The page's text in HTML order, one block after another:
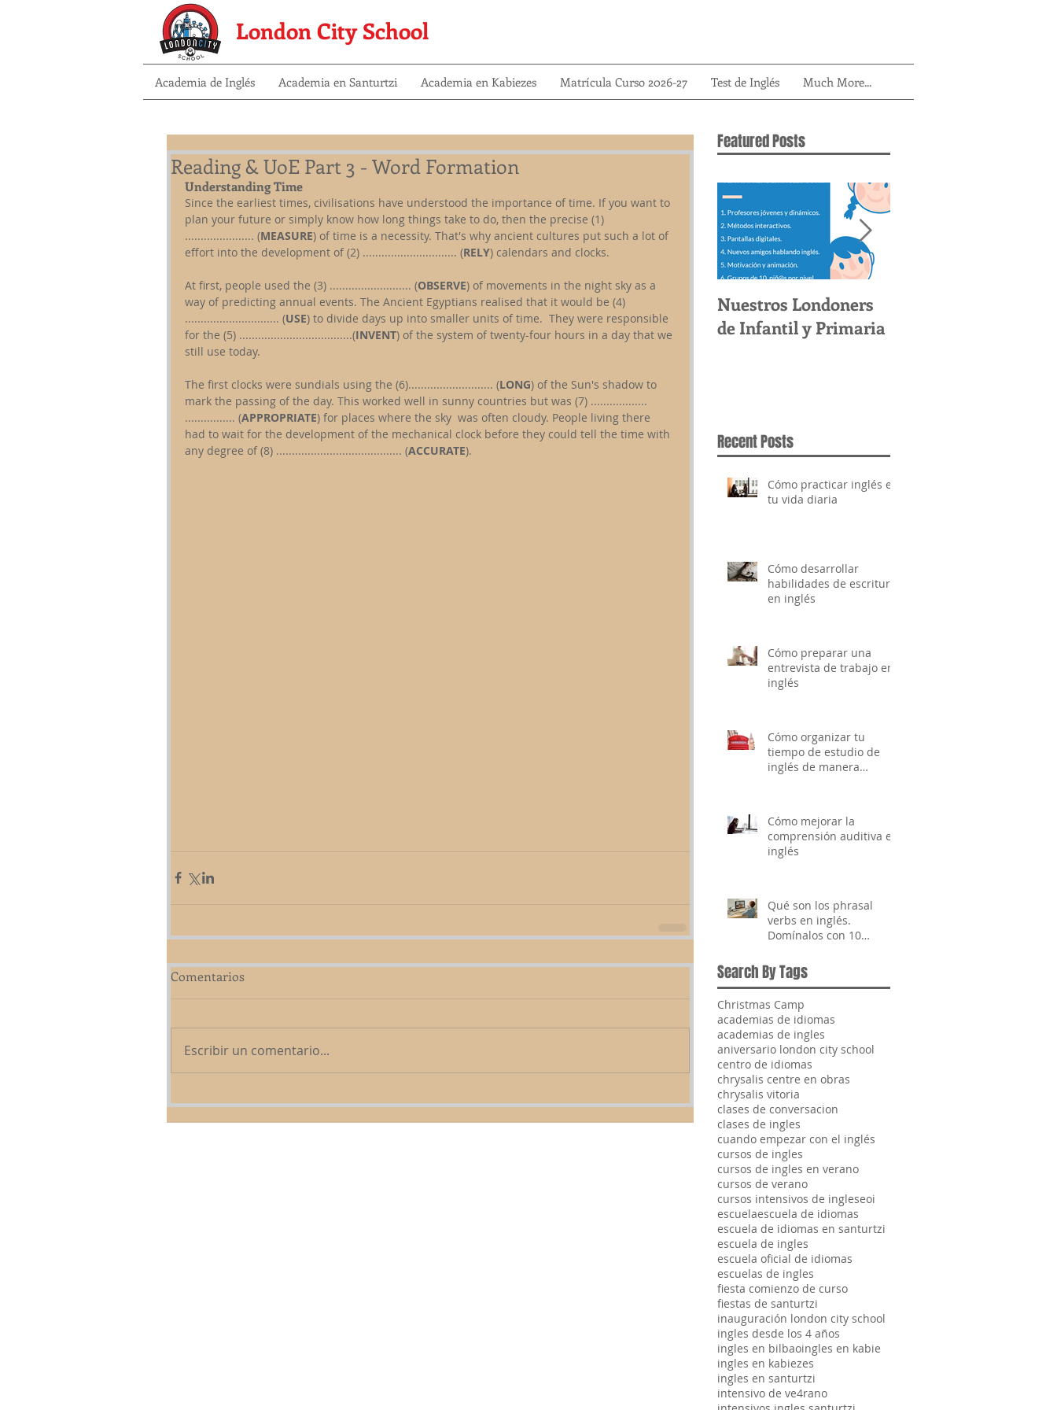
London City School
Academia de Inglés Academia en Santurtzi Academia en Kabiezes Matrícula Curso 2026-27 Test de Inglés Much More...
Reading & UoE Part 3 - Word Formation
Understanding Time
Since the earliest times, civilisations have understood the importance of time. If you want to
plan your future or simply know how long things take to do, then the precise (1)
...................... (MEASURE) of time is a necessity. That's why ancient cultures put such a lot of
effort into the development of (2) .............................. (RELY) calendars and clocks.
At first, people used the (3) .......................... (OBSERVE) of movements in the night sky as a
way of predicting annual events. The Ancient Egyptians realised that it would be (4)
.............................. (USE) to divide days up into smaller units of time.  They were responsible
for the (5) ....................................(INVENT) of the system of twenty-four hours in a day that we
still use today.
The first clocks were sundials using the (6)........................... (LONG) of the Sun's shadow to
mark the passing of the day. This worked well in sunny countries but was (7) ..................
................ (APPROPRIATE) for places where the sky  was often cloudy. People living there
had to wait for the development of the mechanical clock before they could tell the time with
any degree of (8) ........................................ (ACCURATE).
Comentarios
Escribir un comentario...
Featured Posts
Nuestros Londoners
de Infantil y Primaria
Recent Posts
Cómo practicar inglés en
tu vida diaria
Cómo desarrollar
habilidades de escritura
en inglés
Cómo preparar una
entrevista de trabajo en
inglés
Cómo organizar tu
tiempo de estudio de
inglés de manera
Cómo mejorar la
comprensión auditiva en
inglés
Qué son los phrasal
verbs en inglés.
Domínalos con 10
Search By Tags
Christmas Camp
academias de idiomas
academias de ingles
aniversario london city school
centro de idiomas
chrysalis centre en obras
chrysalis vitoria
clases de conversacion
clases de ingles
cuando empezar con el inglés
cursos de ingles
cursos de ingles en verano
cursos de verano
cursos intensivos de ingleseoi
escuelaescuela de idiomas
escuela de idiomas en santurtzi
escuela de ingles
escuela oficial de idiomas
escuelas de ingles
fiesta comienzo de curso
fiestas de santurtzi
inauguración london city school
ingles desde los 4 años
ingles en bilbaoingles en kabie
ingles en kabiezes
ingles en santurtzi
intensivo de ve4rano